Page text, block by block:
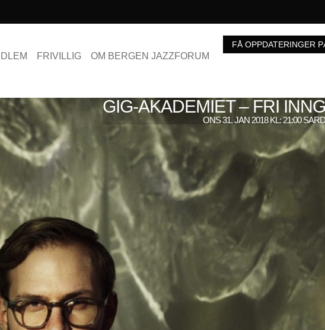
FRIVILLIG OM BERGEN JAZZFORUM
GIG-AKADEMIET – FRI
ONS 31. JAN 2018 KL: 21:00